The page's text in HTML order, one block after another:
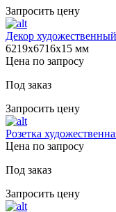
Запросить цену
Декор
6219х6716х15 мм
Цена по запросу
Под заказ
Запросить цену
Розетка
Цена по запросу
Под заказ
Запросить цену